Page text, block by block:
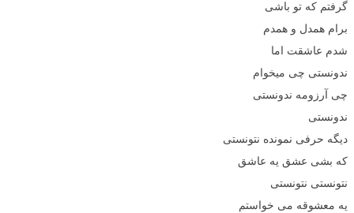
گرفتم که تو باشی
برام همدل و همدم
شدم عاشقت اما
ندونستی چی میخوام
چی آرزومه ندونستی
ندونستی
دیگه حرفی نمونده نتونستی
که بشی عشق یه عاشق
نتونستی نتونستی
یه معشوقه می خواستم